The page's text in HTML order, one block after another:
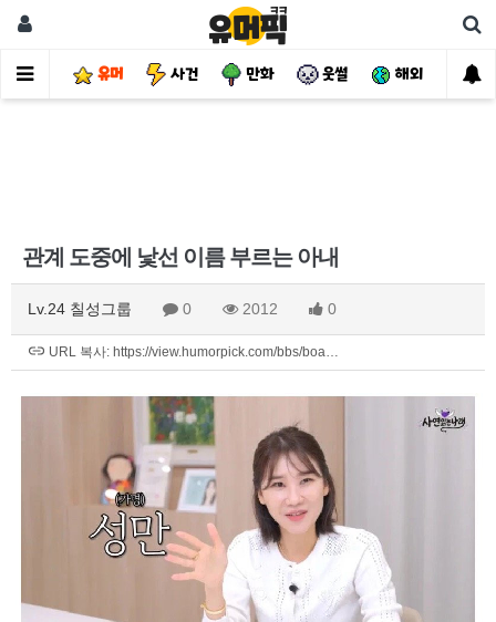
유머 사건 만화 웃썰 해외 핫
관계 도중에 낯선 이름 부르는 아내
Lv.24 칠성그룹 0 2012 0
URL 복사: https://view.humorpick.com/bbs/boa…